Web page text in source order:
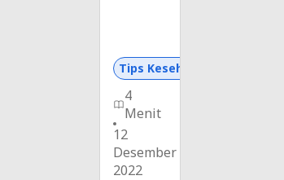
Tips Kesehatan dan Asuransi
4
Menit
12
Desember
2022